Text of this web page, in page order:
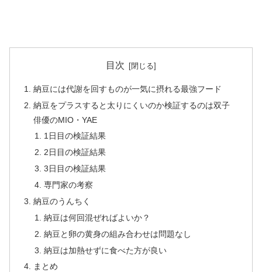
目次
納豆には代謝を回すものが一気に摂れる最強フード
納豆をプラスすると太りにくいのか検証するのは双子
俳優のMIO・YAE
1日目の検証結果
2日目の検証結果
3日目の検証結果
専門家の考察
納豆のうんちく
納豆は何回混ぜればよいか？
納豆と卵の黄身の組み合わせは問題なし
納豆は加熱せずに食べた方が良い
まとめ